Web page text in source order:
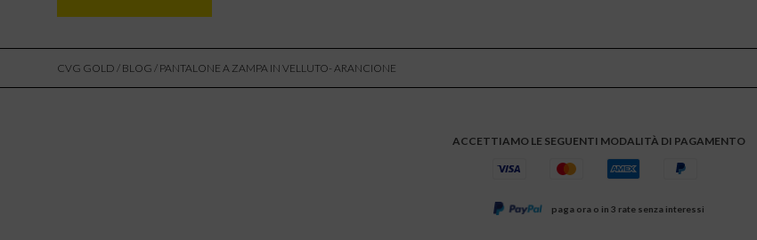
CVG GOLD / BLOG / PANTALONE A ZAMPA IN VELLUTO- ARANCIONE
ACCETTIAMO LE SEGUENTI MODALITÀ DI PAGAMENTO
paga ora o in 3 rate senza interessi